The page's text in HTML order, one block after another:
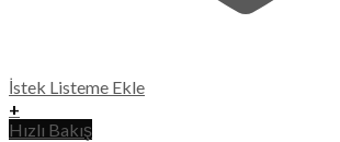
İstek Listeme Ekle
+
Hızlı Bakış